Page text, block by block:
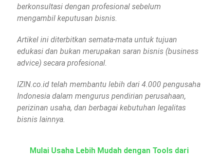
berkonsultasi dengan profesional sebelum
mengambil keputusan bisnis.
Artikel ini diterbitkan semata-mata untuk tujuan
edukasi dan bukan merupakan saran bisnis (business
advice) secara profesional.
IZIN.co.id telah membantu lebih dari 4.000 pengusaha
Indonesia dalam mengurus pendirian perusahaan,
perizinan usaha, dan berbagai kebutuhan legalitas
bisnis lainnya.
Mulai Usaha Lebih Mudah dengan Tools dari